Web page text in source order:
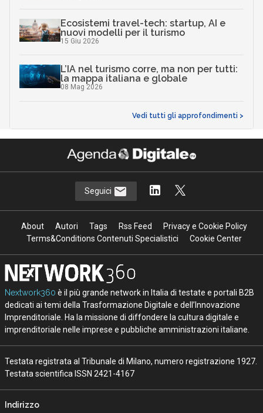
Ecosistemi travel-tech: startup, AI e
nuovi modelli per il turismo
15 Giu 2026
L’IA nel turismo corre, ma non per tutti:
la mappa italiana e globale
08 Mag 2026
Vedi tutti gli approfondimenti >
Seguici
About Autori Tags Rss Feed
Privacy e Cookie Policy
Terms&Conditions Contenuti Specialistici
Cookie Center
Nextwork360 è il più grande network in Italia di testate e portali B2B
dedicati ai temi della Trasformazione Digitale e dell’Innovazione
Imprenditoriale. Ha la missione di diffondere la cultura digitale e
imprenditoriale nelle imprese e pubbliche amministrazioni italiane.
Testata registrata al Tribunale di Milano, numero registrazione 1927.
Testata scientifica ISSN 2421-4167
Indirizzo